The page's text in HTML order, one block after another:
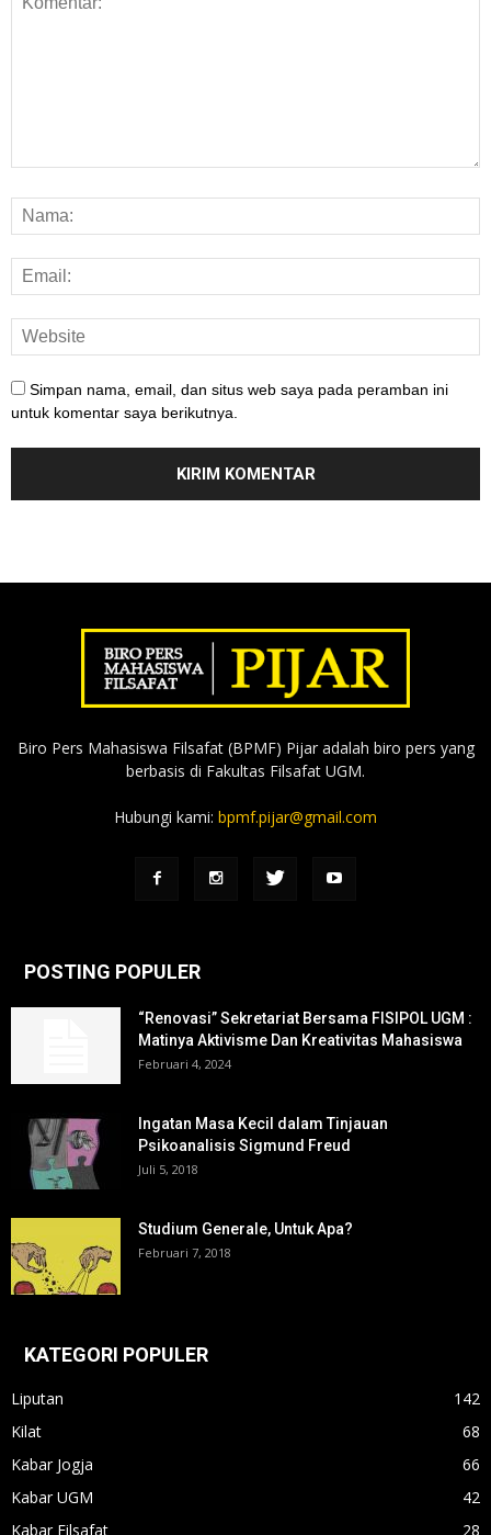
Simpan nama, email, dan situs web saya pada peramban ini
untuk komentar saya berikutnya.
Biro Pers Mahasiswa Filsafat (BPMF) Pijar adalah biro pers yang
berbasis di Fakultas Filsafat UGM.
Hubungi kami: bpmf.pijar@gmail.com
POSTING POPULER
“Renovasi” Sekretariat Bersama FISIPOL UGM :
Matinya Aktivisme Dan Kreativitas Mahasiswa
Februari 4, 2024
Ingatan Masa Kecil dalam Tinjauan
Psikoanalisis Sigmund Freud
Juli 5, 2018
Studium Generale, Untuk Apa?
Februari 7, 2018
KATEGORI POPULER
Liputan
142
Kilat
68
Kabar Jogja
66
Kabar UGM
42
Kabar Filsafat
28